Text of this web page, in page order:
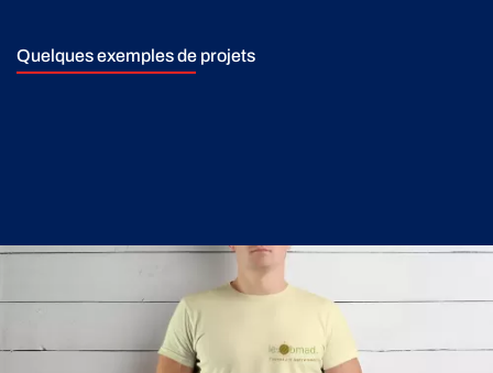
Quelques exemples de projets